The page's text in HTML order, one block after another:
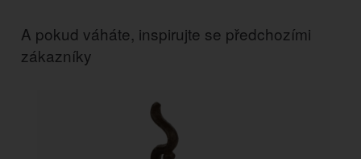
A pokud váháte, inspirujte se předchozími
zákazníky